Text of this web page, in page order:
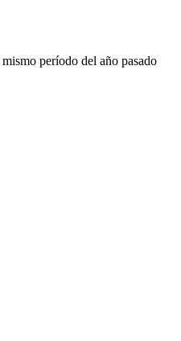
período del año pasado